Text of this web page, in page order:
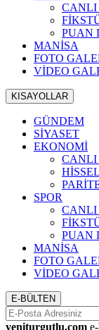
CANLI
PUAN
MANİSA
FOTO
VİDEO
KISAYOLLAR
GÜNDEM
SİYASET
EKONOMİ
CANLI
SPOR
CANLI
PUAN
MANİSA
FOTO
VİDEO
E-BÜLTEN
yeniturgutlu.com